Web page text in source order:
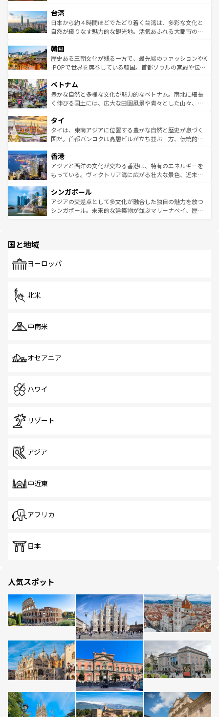
ならではの贅沢な旅のスタイルだ。 なお、新着のアメリカ
情報はコンテンツ一覧を参照してほしい。
れるおもてなしの心で訪れる人々を迎えてくれるハワイの
人々、おいしいローカルフードやハワイアンミュージッ
ク、伝統的なフラダンスなど、すべてがハワイの魅力を彩
ワイを、存分に味わってほしい。 なお、新着のハワイ情報
はコンテンツ一覧を参照してほしい。
リアリーフや大陸中央部にそびえるウルル（エアーズロッ
ク）、タスマニアの美しい原生林やケアンズの熱帯雨林な
ど、見どころがたくさん。また、カフェやワイン、オージ
いる。アクティビティも充実しており、サーフィンやダイ
ビング、ハイキングなど、アウトドア好きにはたまらな
い。オーストラリアの多彩な魅力を存分に味わいつくそ
参照してほしい。
台湾
日本から約４時間ほどでたどり着く台湾は、多彩な文化と
自然が織りなす魅力的な観光地。活気あふれる大都市の台
ン）、静ひつな山岳地帯である台湾東部など、都市の喧騒
と山間の静けさが共存しており、訪れる人に新しい発見と
驚きをもたらしてくれる。また、奥深い台湾の食文化も魅
容にもいいと評判のスイーツなど、バラエティ豊かな料理
が味わえる。 なお、新着の台湾情報は コンテンツ一覧を参
照してほしい。
韓国
歴史ある王朝文化が残る一方で、最先端のファッションやK
-POPで世界を席巻している韓国。首都ソウルの宮殿や伝統
き、地方に足を延ばせば四季折々の自然美を楽しむことが
できる。そして、キムチや焼肉、絶品のストリートフード
まで、さまざまな韓国料理が待っている。夜には、韓国な
リティに包まれながら、韓国の多彩な魅力を心ゆくまで味
わってみてほしい。 なお、新着の韓国情報はコンテンツ一
覧を参照してほしい。
ベトナム
豊かな自然と多様な文化が魅力的なベトナム。南北に細長
く伸びる国土には、広大な田園風景や青々とした山々、世
急速な発展と共に伝統が息づく。ハノイの古い町並みやホ
ーチミン市のフランス統治時代の建物も、独特の雰囲気を
醸し出している。また、バラエティの豊かさとおいしさで
とつ。フォーやバインミー、ベトナムコーヒーなどは、ぜ
ひ現地で味わいたい。どの地域を訪れてもあたたかい人々
が旅行者を迎えてくれるので、きっと忘れられない旅にな
参照してほしい。
タイ
タイは、東南アジアに位置する豊かな自然と歴史が息づく
国だ。首都バンコクは高層ビルが立ち並ぶ一方、伝統的な
の活気が交差している。北部ではチェンマイなどの山岳地
帯で自然と触れ合い、南部ではプーケットやクラビの美し
いビーチでリゾート気分を楽しむことができる。タイ料理
激する。気候は一年中温暖で、どの季節にも異なる楽しみ
が待っている。親しみやすいタイの人々、仏教を中心とし
た文化、そして多様な観光資源が、訪れる旅人を魅了し続
香港
アジアと西洋の文化が交わる香港は、特有のエネルギーを
もっている。ヴィクトリア湾に広がる壮大な景色、近未来
み、どこを訪れても感動するはず。観光スポットが密集し
ており、効率よく見どころを回れるのも魅力。息をのむよ
うな絶景から文化的な体験まで、香港を存分に楽しみ尽く
シンガポール
アジアの交差点として多文化が融合した独自の魅力を放つ
シンガポール。未来的な建築物が並ぶマリーナベイ、歴史
で、ホーカーズは地元の風情を楽しめる外せないスポット
国と地域
ヨーロッパ
北米
中南米
オセアニア
ハワイ
リゾート
アジア
中近東
アフリカ
日本
人気スポット